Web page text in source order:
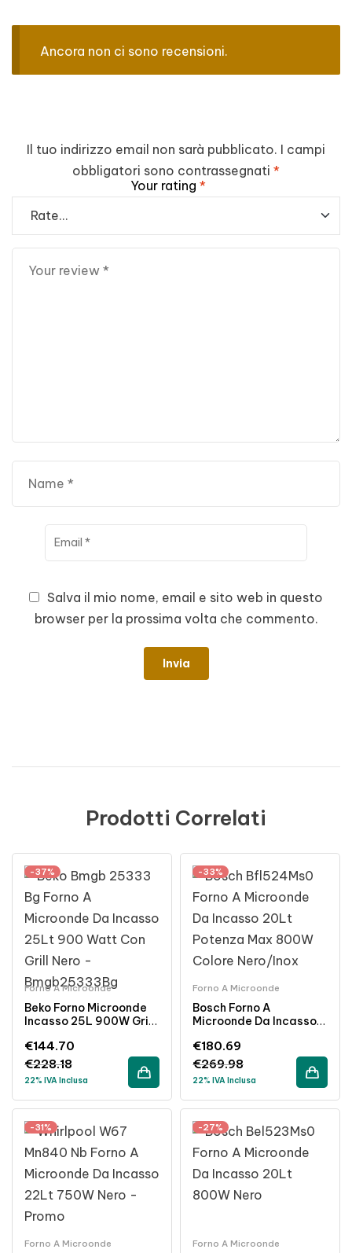
Ancora non ci sono recensioni.
Il tuo indirizzo email non sarà pubblicato. I campi
obbligatori sono contrassegnati *
Your rating *
Salva il mio nome, email e sito web in questo
browser per la prossima volta che commento.
Prodotti Correlati
-37%
Forno A Microonde
Beko Forno Microonde
Incasso 25L 900W Grill
€228.18
€144.70
22% IVA Inclusa
-33%
Forno A Microonde
Bosch Forno A
Microonde Da Incasso
Programmi
€269.98
€180.69
22% IVA Inclusa
-31%
Forno A Microonde
-27%
Forno A Microonde